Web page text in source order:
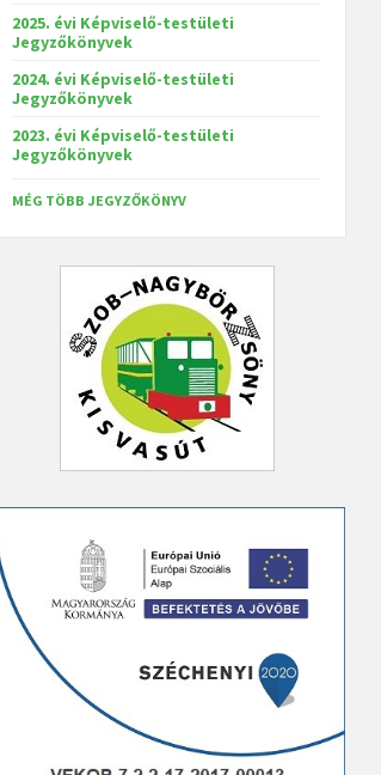
2025. évi Képviselő-testületi
Jegyzőkönyvek
2024. évi Képviselő-testületi
Jegyzőkönyvek
2023. évi Képviselő-testületi
Jegyzőkönyvek
MÉG TÖBB JEGYZŐKÖNYV